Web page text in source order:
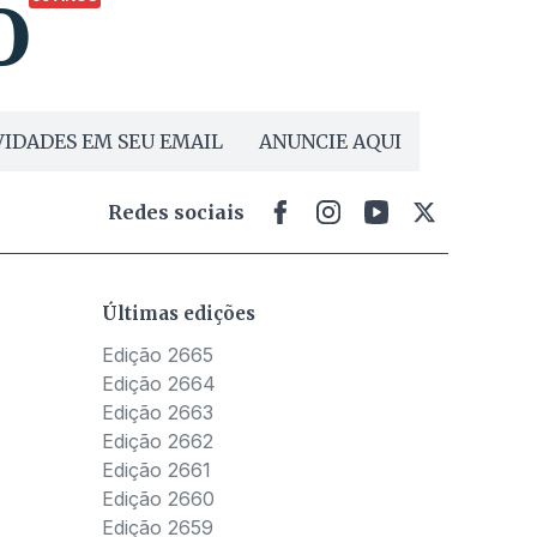
EM SEU EMAIL ANUNCIE AQUI
Redes sociais
Últimas edições
Edição 2665
Edição 2664
Edição 2663
Edição 2662
Edição 2661
Edição 2660
Edição 2659